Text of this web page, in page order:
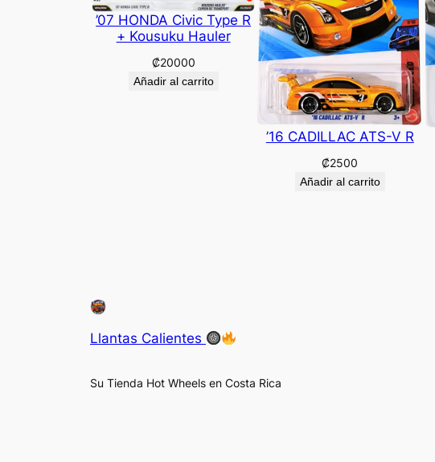
’07 HONDA Civic Type R
+ Kousuku Hauler
₡20000
Añadir al carrito
’16 CADILLAC ATS-V R
₡2500
Añadir al carrito
Llantas Calientes
Su Tienda Hot Wheels en Costa Rica